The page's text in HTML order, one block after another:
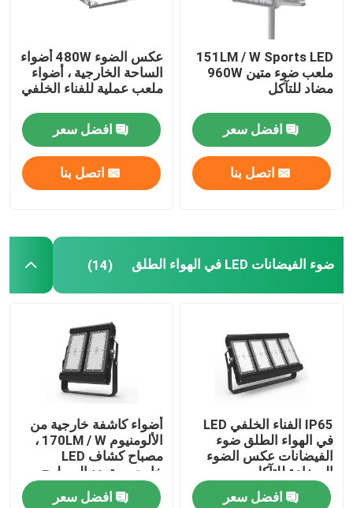
مصابيح الشوارع LED الخارجية
أضواء سبوت LED خارجية
مصابيح LED عالية الصاري
أضواء LED الخطية عالية خليج
151LM / W Sports LED
ملعب ضوء متين 960W
مضاد للتآكل
افضل سعر
اتصل بنا
عكس الضوء 480W أضواء
الساحة الخارجية ، أضواء
ملعب عملية للفناء الخلفي
افضل سعر
اتصل بنا
ضوء الفيضانات LED في الهواء الطلق (14)
IP65 الفناء الخلفي LED
في الهواء الطلق ضوء
الفيضانات عكس الضوء
المضادة للتآكل
افضل سعر
أضواء كاشفة خارجية من
الألومنيوم 170LM / W ،
مصباح كشاف LED
خارجي متعدد السطوح
افضل سعر